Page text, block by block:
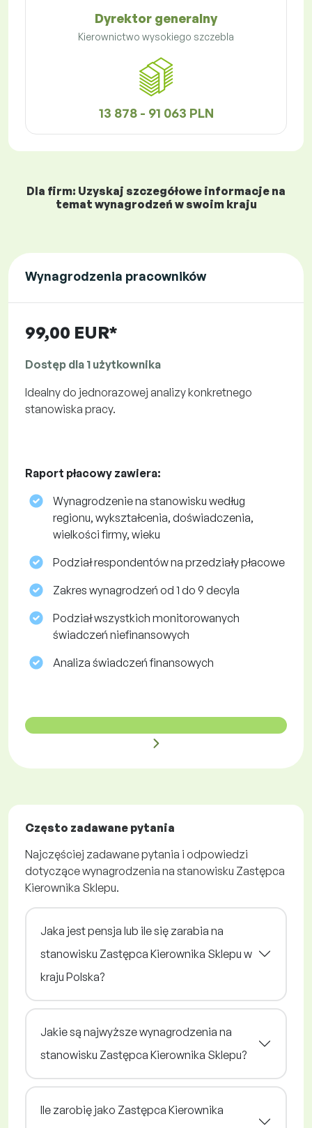
Dyrektor generalny
Kierownictwo wysokiego szczebla
13 878 - 91 063 PLN
Dla firm: Uzyskaj szczegółowe informacje na
temat wynagrodzeń w swoim kraju
Wynagrodzenia pracowników
99,00 EUR*
Dostęp dla 1 użytkownika
Idealny do jednorazowej analizy konkretnego
stanowiska pracy.
Raport płacowy zawiera:
Wynagrodzenie na stanowisku według
regionu, wykształcenia, doświadczenia,
wielkości firmy, wieku
Podział respondentów na przedziały płacowe
Zakres wynagrodzeń od 1 do 9 decyla
Podział wszystkich monitorowanych
świadczeń niefinansowych
Analiza świadczeń finansowych
Często zadawane pytania
Najczęściej zadawane pytania i odpowiedzi
dotyczące wynagrodzenia na stanowisku Zastępca
Kierownika Sklepu.
Jaka jest pensja lub ile się zarabia na
stanowisku Zastępca Kierownika Sklepu w
kraju Polska?
Jakie są najwyższe wynagrodzenia na
stanowisku Zastępca Kierownika Sklepu?
Ile zarobię jako Zastępca Kierownika